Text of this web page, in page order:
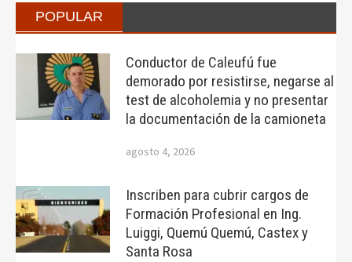
POPULAR
Conductor de Caleufú fue
demorado por resistirse, negarse al
test de alcoholemia y no presentar
la documentación de la camioneta
agosto 4, 2026
Inscriben para cubrir cargos de
Formación Profesional en Ing.
Luiggi, Quemú Quemú, Castex y
Santa Rosa